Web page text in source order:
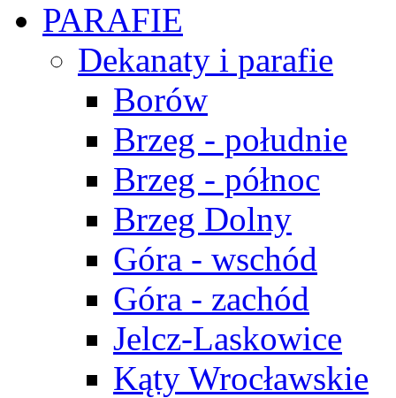
PARAFIE
Dekanaty i parafie
Borów
Brzeg - południe
Brzeg - północ
Brzeg Dolny
Góra - wschód
Góra - zachód
Jelcz-Laskowice
Kąty Wrocławskie